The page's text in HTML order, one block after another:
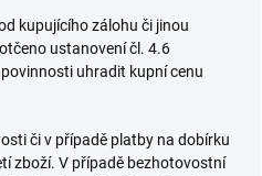
kupujícího zálohu či jinou
ustanovení čl. 4.6
uhradit kupní cenu
či v případě platby na dobírku
zboží. V případě bezhotovostní